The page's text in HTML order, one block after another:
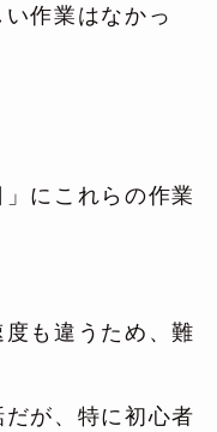
作業はなかっ
にこれらの作業
も違うため、難
が、特に初心者